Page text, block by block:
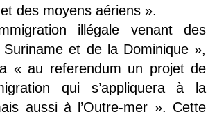
des moyens aériens ».
illégale venant des
et de la Dominique »,
« au referendum un projet de
qui s’appliquera à la
aussi à l’Outre-mer ». Cette